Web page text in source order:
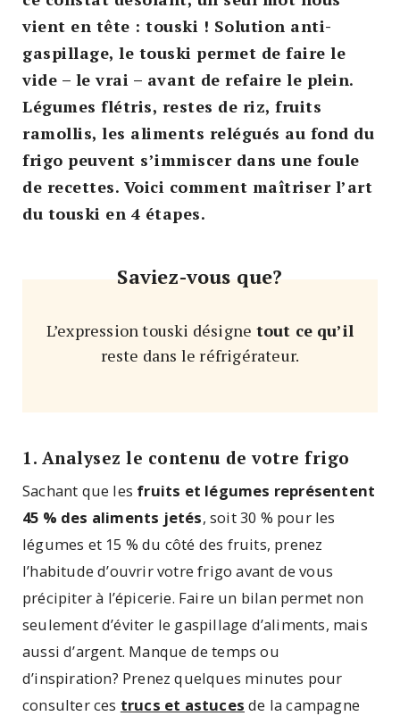
vient en tête : touski ! Solution anti-
gaspillage, le touski permet de faire le
vide – le vrai – avant de refaire le plein.
Légumes flétris, restes de riz, fruits
ramollis, les aliments relégués au fond du
frigo peuvent s’immiscer dans une foule
de recettes. Voici comment maîtriser l’art
du touski en 4 étapes.
Saviez-vous que?
L’expression touski désigne tout ce qu’il
reste dans le réfrigérateur.
1. Analysez le contenu de votre frigo
Sachant que les fruits et légumes représentent
45 % des aliments jetés, soit 30 % pour les
légumes et 15 % du côté des fruits, prenez
l’habitude d’ouvrir votre frigo avant de vous
précipiter à l’épicerie. Faire un bilan permet non
seulement d’éviter le gaspillage d’aliments, mais
aussi d’argent. Manque de temps ou
d’inspiration? Prenez quelques minutes pour
consulter ces trucs et astuces de la campagne